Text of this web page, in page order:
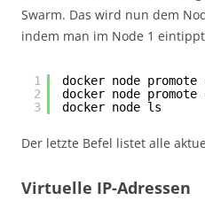
Swarm. Das wird nun dem
indem man im Node 1
1
2
3
docker node promote
docker node promote
docker node ls
Der letzte Befel listet alle
Virtuelle IP-Adressen